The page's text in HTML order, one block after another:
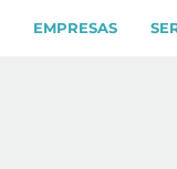
EMPRESAS